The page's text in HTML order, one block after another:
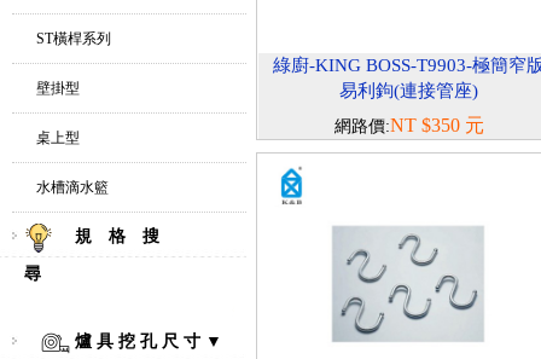
ST橫桿系列
壁掛型
桌上型
水槽滴水籃
規 格 搜
尋
爐 具 挖 孔 尺 寸 ▼
綠廚-KING BOSS-T9903-極簡窄
易利鉤(連接管座)
網路價:NT $350 元